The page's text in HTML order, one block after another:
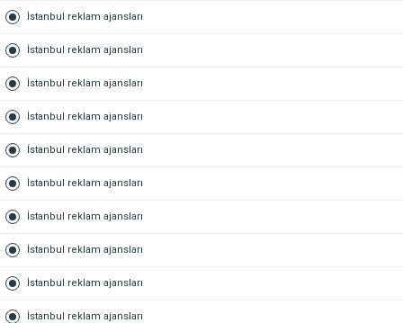
İstanbul reklam ajansları
İstanbul reklam ajansları
İstanbul reklam ajansları
İstanbul reklam ajansları
İstanbul reklam ajansları
İstanbul reklam ajansları
İstanbul reklam ajansları
İstanbul reklam ajansları
İstanbul reklam ajansları
İstanbul reklam ajansları